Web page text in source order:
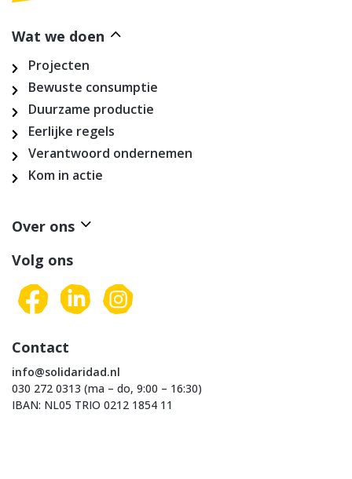
Wat we doen
Projecten
Bewuste consumptie
Duurzame productie
Eerlijke regels
Verantwoord ondernemen
Kom in actie
Over ons
Volg ons
Contact
info@solidaridad.nl
030 272 0313 (ma – do, 9:00 – 16:30)
IBAN: NL05 TRIO 0212 1854 11